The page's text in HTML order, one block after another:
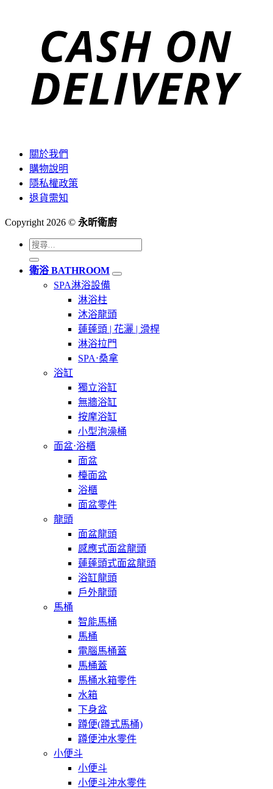
關於我們
購物說明
隱私權政策
退貨需知
Copyright 2026 © 永昕衛廚
搜
尋
關
衛浴 BATHROOM
SPA淋浴設備
淋浴柱
沐浴龍頭
蓮蓬頭 | 花灑 | 滑桿
淋浴拉門
SPA⋅桑拿
浴缸
獨立浴缸
無牆浴缸
按摩浴缸
小型泡澡桶
面盆⋅浴櫃
面盆
檯面盆
浴櫃
面盆零件
龍頭
面盆龍頭
感應式面盆龍頭
蓮蓬頭式面盆龍頭
浴缸龍頭
戶外龍頭
馬桶
智能馬桶
馬桶
電腦馬桶蓋
馬桶蓋
馬桶水箱零件
水箱
下身盆
蹲便(蹲式馬桶)
蹲便沖水零件
小便斗
小便斗
小便斗沖水零件